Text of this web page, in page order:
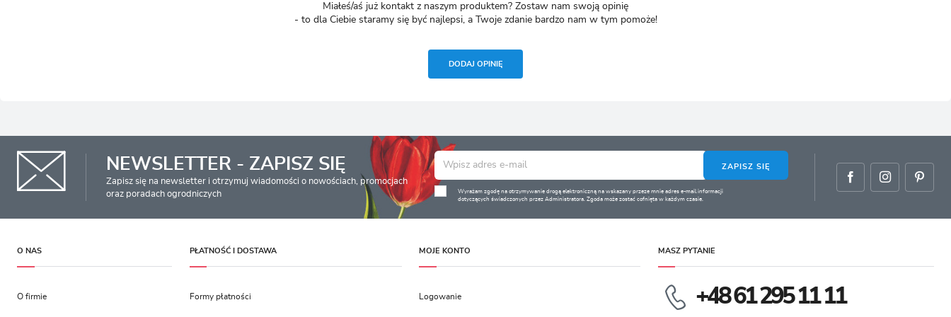
Miałeś/aś już kontakt z naszym produktem? Zostaw nam swoją opinię
- to dla Ciebie staramy się być najlepsi, a Twoje zdanie bardzo nam w tym pomoże!
DODAJ OPINIĘ
NEWSLETTER - ZAPISZ SIĘ
Zapisz się na newsletter i otrzymuj wiadomości o nowościach, promocjach
oraz poradach ogrodniczych
ZAPISZ SIĘ
Wyrażam zgodę na otrzymywanie drogą elektroniczną na wskazany przeze mnie adres e-mail informacji
dotyczących świadczonych przez Administratora. Zgoda może zostać cofnięta w każdym czasie.
O NAS
O firmie
PŁATNOŚĆ I DOSTAWA
Formy płatności
MOJE KONTO
Logowanie
MASZ PYTANIE
+48 61 295 11 11